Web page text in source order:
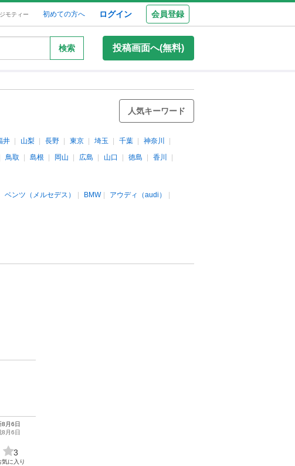
モティー 初めての方へ ログイン 会員登録
検索 投稿画面へ(無料)
人気キーワード
井 山梨 長野 東京 埼玉 千葉
神奈川
鳥取 島根 岡山 広島 山口 徳島
香川
ベンツ（メルセデス） BMW
アウディ（audi）
8月6日
8月6日
3
気に入り